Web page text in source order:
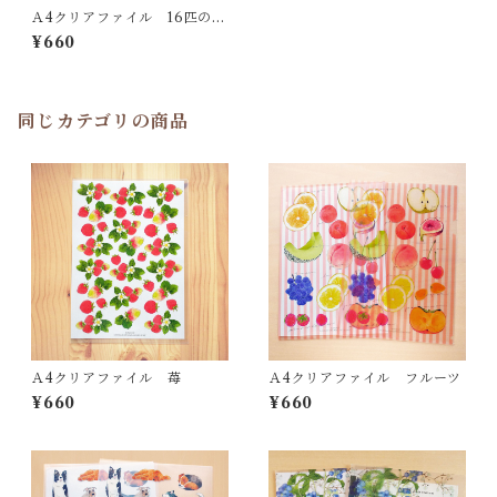
Ａ4クリアファイル 16匹の猫
たち
¥660
同じカテゴリの商品
Ａ4クリアファイル 苺
¥660
Ａ4クリアファイル フルーツ
¥660